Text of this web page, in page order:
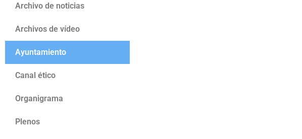
Archivo de noticias
Archivos de vídeo
Ayuntamiento
Canal ético
Organigrama
Plenos